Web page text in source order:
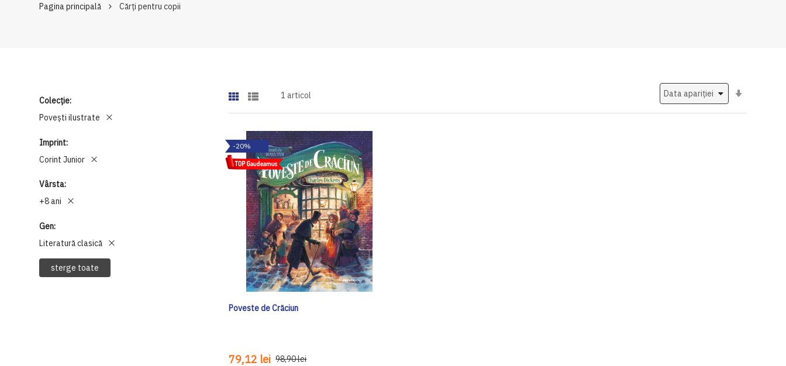
Pagina principală Cărți pentru copii
Colecție
Povești ilustrate
Imprint
Corint Junior
Vârsta
+8 ani
Gen
Literatură clasică
sterge toate
1 articol
-20%
Poveste de Crăciun
79,12 lei 98,90 lei